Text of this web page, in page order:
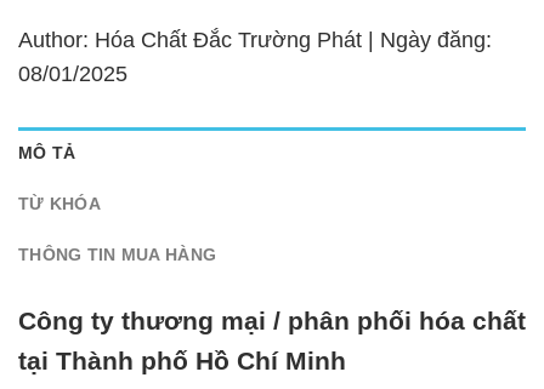
Author: Hóa Chất Đắc Trường Phát | Ngày đăng:
08/01/2025
MÔ TẢ
TỪ KHÓA
THÔNG TIN MUA HÀNG
Công ty thương mại / phân phối hóa chất
tại Thành phố Hồ Chí Minh